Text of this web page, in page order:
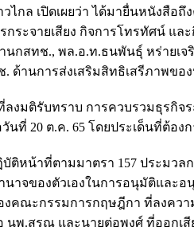
ไกล เปิดเผยว่า ได้มายื่นหนังสือ
กระจายเสียง กิจการโทรทัศน์ แ
นกสทช., พล.อ.ท.ธนพันธุ์ หร่ายเจ
. ด้านการส่งเสริมสิทธิเสรีภาพขอ
ลงมติรับทราบ การควบรวมธุรกิ
วันที่ 20 ต.ค. 65 โดยประเด็นที่ต้อ
บัติหน้าที่ตามมาตรา 157 ประมวล
นาจของตัวเองในการอนุมัติและ
คณะกรรมการกฤษฎีกา ที่ลงควา
นพ.สรณ และนายต่อพงศ์ ที่ออกเสี